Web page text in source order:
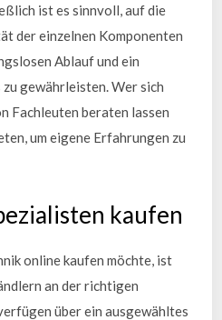
ist es sinnvoll, auf die
der einzelnen Komponenten
Ablauf und ein
gewährleisten. Wer sich
Fachleuten beraten lassen
um eigene Erfahrungen zu
kaufen
online kaufen möchte, ist
an der richtigen
über ein ausgewähltes